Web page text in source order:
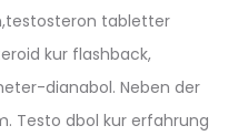
tabletter
kur flashback,
dianabol. Neben der
Testo dbol kur erfahrung